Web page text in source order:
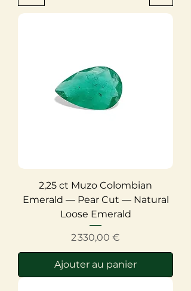
2,25 ct Muzo Colombian
Emerald — Pear Cut — Natural
Loose Emerald
Prix
2 330,00 €
Ajouter au panier